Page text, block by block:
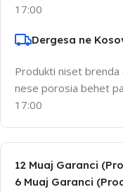
17:00
Dergesa ne
Produkti niset brenda
nese porosia behet
17:00
12 Muaj Garanci
6 Muaj Garanci